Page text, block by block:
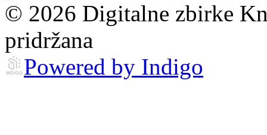
© 2026 Digitalne zbirke
pridržana
Powered by Indigo